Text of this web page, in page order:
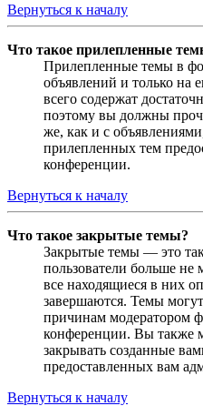
Вернуться к началу
Что такое прилепленные
Прилепленные темы в
объявлений и только на
всего содержат
поэтому вы должны
же, как и с
прилепленных тем
конференции.
Вернуться к началу
Что такое закрытые темы?
Закрытые темы — это
пользователи больше не
все находящиеся в них
завершаются. Темы
причинам модератором
конференции. Вы также
закрывать созданные
предоставленных вам
Вернуться к началу